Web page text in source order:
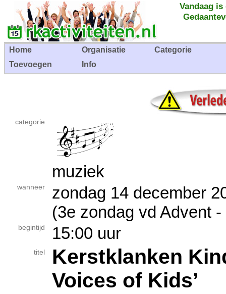
Vandaag
Home Organisatie
Categorie
Toevoegen
Info
categorie
muziek
wanneer
zondag 14 december
(3e zondag vd Advent
begintijd 15:00 uur
titel
Kerstklanken
Voices of Kids’